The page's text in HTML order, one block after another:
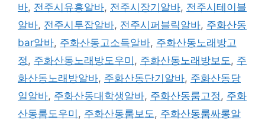
바, 전주시유흥알바, 전주시장기알바, 전주시테이블
알바, 전주시투잡알바, 전주시퍼블릭알바, 주화산동
bar알바, 주화산동고소득알바, 주화산동노래방고
정 , 주화산동노래방도우미 , 주화산동노래방보도 , 주
화산동노래방알바, 주화산동단기알바, 주화산동당
일알바, 주화산동대학생알바, 주화산동룸고정 , 주화
산동룸도우미 , 주화산동룸보도 , 주화산동룸싸롱알